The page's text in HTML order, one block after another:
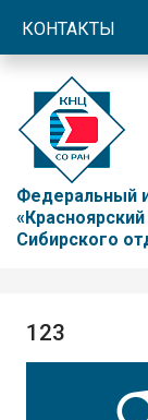
КОНТАКТЫ
Федеральный
Сибирского
123